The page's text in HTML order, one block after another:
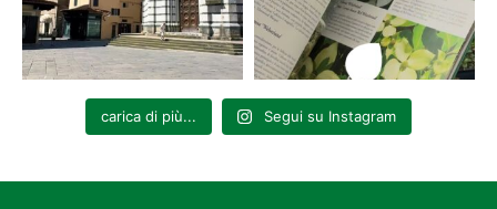
carica di più... Segui su Instagram